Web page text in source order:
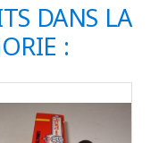
DANS LA
: